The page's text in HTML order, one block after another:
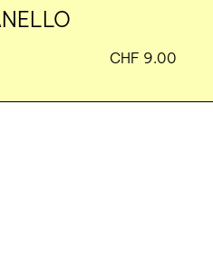
nous? ↓
durable
CHF 9.00